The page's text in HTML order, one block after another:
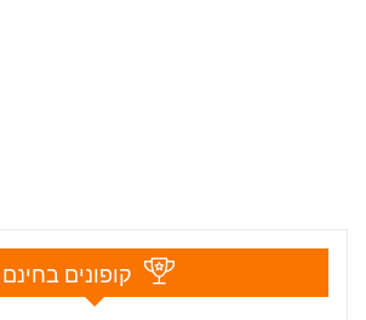
קופונים בחינם